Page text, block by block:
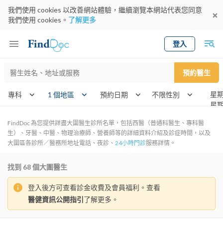
我們使用 cookies 以改善網站體驗，繼續瀏覽本網站代表您同意
我們使用 cookies。 了解更多
登入
Keyword 預約醫生
專科 1 個地區 預約日期
FindDoc 為您提供詳盡大圍醫生診所名單，包括西醫（普通科醫生、專科醫
生）、牙醫、中醫、物理治療師、營養師等的詳細資料介紹及診症時間，以及
大圍區各診所／醫務所地址電話、夜診、 24小時門診服務詳情。
找到 68個大圍醫生
登入後方可查看診金收費及會員福利。查看
醫健資訊公開指引 了解更多。